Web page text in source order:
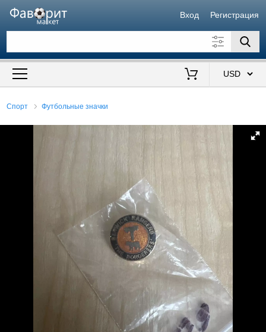
Вход Регистрация
Искать также в описании
Спорт Футбольные значки